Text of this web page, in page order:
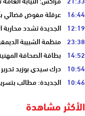
16:44 عرقلة مفوض قضائي
12:19 الجديدة تشدد محاربة
23:38 منظمة الشبيبة
14:52 بطاقة الصحافة
10:54 درك سيدي بوزيد
10:46 الجديدة: مطالب
الأكثر مشاهدة